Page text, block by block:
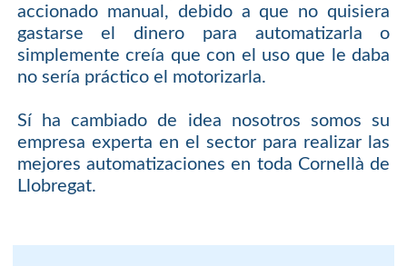
accionado manual, debido a que no quisiera
gastarse el dinero para automatizarla o
simplemente creía que con el uso que le daba
no sería práctico el motorizarla.
Sí ha cambiado de idea nosotros somos su
empresa experta en el sector para realizar las
mejores automatizaciones en toda Cornellà de
Llobregat.